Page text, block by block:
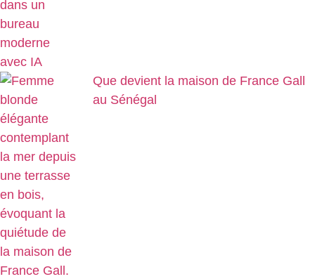
Que devient la maison de France Gall
au Sénégal